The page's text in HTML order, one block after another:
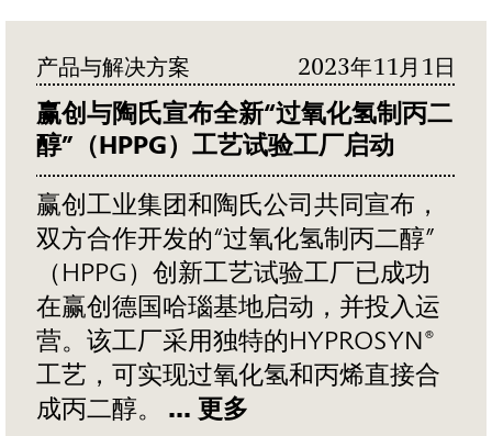
产品与解决方案 2023年11月1日
赢创与陶氏宣布全新“过氧化氢制丙二
醇”（HPPG）工艺试验工厂启动
赢创工业集团和陶氏公司共同宣布，
双方合作开发的“过氧化氢制丙二醇”
（HPPG）创新工艺试验工厂已成功
在赢创德国哈瑙基地启动，并投入运
营。该工厂采用独特的HYPROSYN®
工艺，可实现过氧化氢和丙烯直接合
成丙二醇。
... 更多